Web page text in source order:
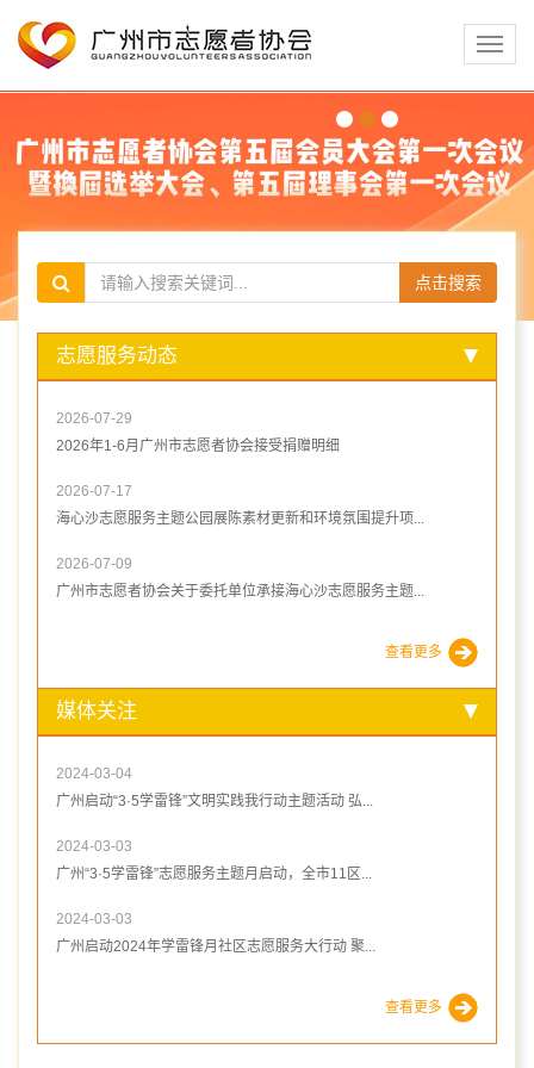
切
换
点击搜索
志愿服务动态
2026-07-29
2026年1-6月广州市志愿者协会接受捐赠明细
2026-07-17
海心沙志愿服务主题公园展陈素材更新和环境氛围提升项...
2026-07-09
广州市志愿者协会关于委托单位承接海心沙志愿服务主题...
查看更多
媒体关注
2024-03-04
广州启动“3·5学雷锋”文明实践我行动主题活动 弘...
2024-03-03
广州“3·5学雷锋”志愿服务主题月启动，全市11区...
2024-03-03
广州启动2024年学雷锋月社区志愿服务大行动 聚...
查看更多